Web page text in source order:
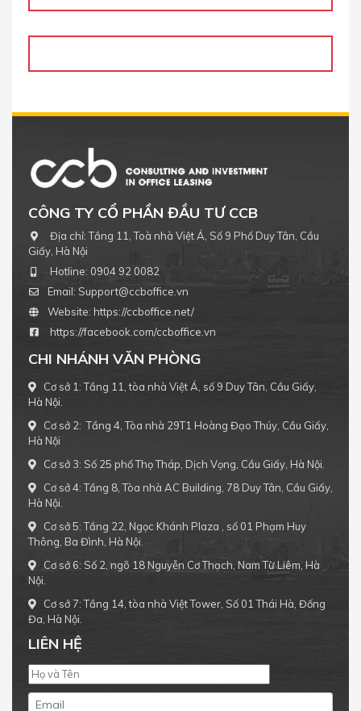
CÔNG TY CỔ PHẦN ĐẦU TƯ CCB
Địa chỉ:Tầng 11, Toà nhà Việt Á, Số 9 Phố Duy Tân, Cầu
Giấy, Hà Nội
Hotline: 0904 92 0082
Email: Support@ccboffice.vn
Website: https://ccboffice.net/
https://facebook.com/ccboffice.vn
CHI NHÁNH VĂN PHÒNG
Cơ sở 1: Tầng 11, tòa nhà Việt Á, số 9 Duy Tân, Cầu Giấy,
Hà Nội.
Cơ sở 2: Tầng 4, Tòa nhà 29T1 Hoàng Đạo Thúy, Cầu Giấy,
Hà Nội
Cơ sở 3: Số 25 phố Thọ Tháp, Dịch Vọng, Cầu Giấy, Hà Nội.
Cơ sở 4: Tầng 8, Tòa nhà AC Building, 78 Duy Tân, Cầu Giấy,
Hà Nội.
Cơ sở 5: Tầng 22, Ngọc Khánh Plaza , số 01 Phạm Huy
Thông, Ba Đình, Hà Nội.
Cơ sở 6: Số 2, ngõ 18 Nguyễn Cơ Thạch, Nam Từ Liêm, Hà
Nội.
Cơ sở 7: Tầng 14, tòa nhà Việt Tower, Số 01 Thái Hà, Đống
Đa, Hà Nội.
LIÊN HỆ